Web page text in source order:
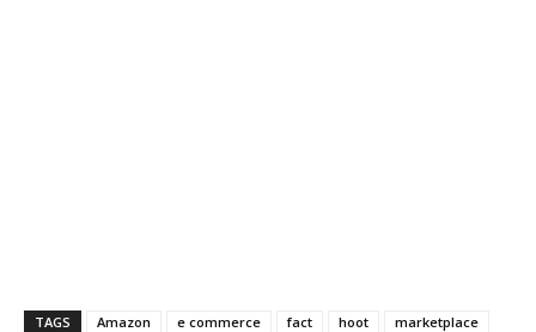
TAGS Amazon e commerce fact hoot
marketplace